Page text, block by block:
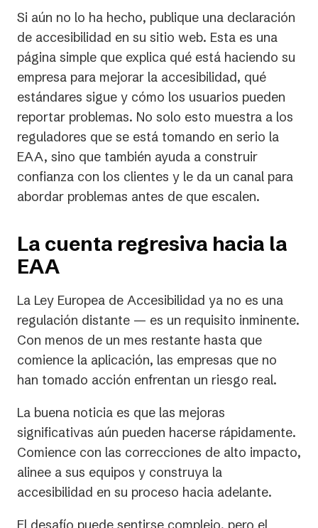
Si aún no lo ha hecho, publique una declaración
de accesibilidad en su sitio web. Esta es una
página simple que explica qué está haciendo su
empresa para mejorar la accesibilidad, qué
estándares sigue y cómo los usuarios pueden
reportar problemas. No solo esto muestra a los
reguladores que se está tomando en serio la
EAA, sino que también ayuda a construir
confianza con los clientes y le da un canal para
abordar problemas antes de que escalen.
La cuenta regresiva hacia la
EAA
La Ley Europea de Accesibilidad ya no es una
regulación distante — es un requisito inminente.
Con menos de un mes restante hasta que
comience la aplicación, las empresas que no
han tomado acción enfrentan un riesgo real.
La buena noticia es que las mejoras
significativas aún pueden hacerse rápidamente.
Comience con las correcciones de alto impacto,
alinee a sus equipos y construya la
accesibilidad en su proceso hacia adelante.
El desafío puede sentirse complejo, pero el